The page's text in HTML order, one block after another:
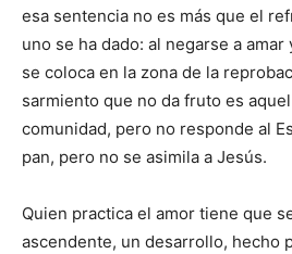
esa sentencia no es más que el
uno se ha dado: al negarse a
se coloca en la zona de la
sarmiento que no da fruto es
comunidad, pero no responde al
pan, pero no se asimila a Jesús.
Quien practica el amor tiene que
ascendente, un desarrollo, hecho